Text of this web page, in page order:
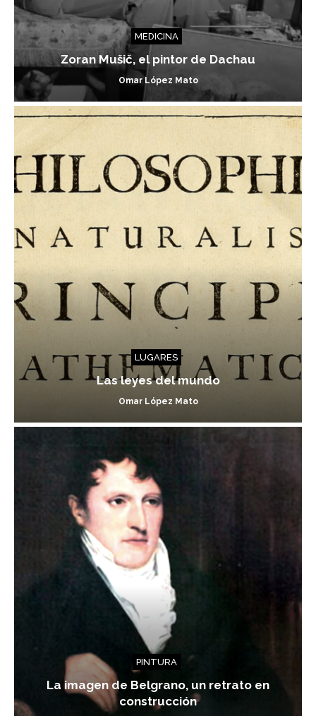
MEDICINA
Zoran Mušič, el pintor de Dachau
Omar López Mato
LUGARES
Las leyes del mundo
Omar López Mato
PINTURA
La imagen de Belgrano, un retrato en
construcción